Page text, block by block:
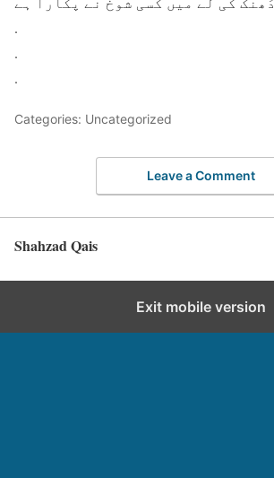
.
.
.
Categories: Uncategorized
Leave a Comment
Shahzad Qais
Exit mobile version